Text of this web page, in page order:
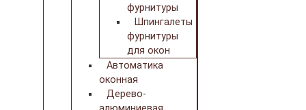
фурнитуры
Шпингалеты
фурнитуры
для окон
Автоматика
оконная
Дерево-